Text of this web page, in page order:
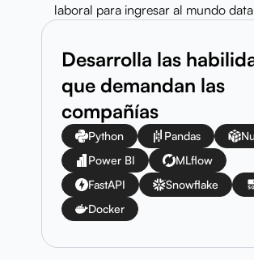
laboral para ingresar al mundo
Desarrolla las
que demandan las
compañías
Python Pandas
Power BI
MLflow
FastAPI
Snowflake
Docker